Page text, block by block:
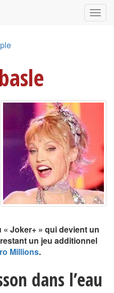
Joker+ » qui devient un
un jeu additionnel
Millions.
dans l’eau